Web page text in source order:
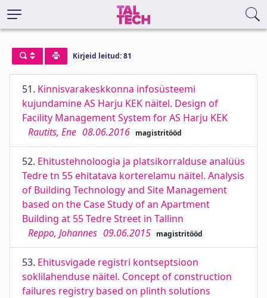
Kirjeid leitud: 81
51. Kinnisvarakeskkonna infosüsteemi
kujundamine AS Harju KEK näitel. Design of
Facility Management System for AS Harju KEK
Rautits, Ene 08.06.2016 magistritööd
52. Ehitustehnoloogia ja platsikorralduse analüüs
Tedre tn 55 ehitatava korterelamu näitel. Analysis
of Building Technology and Site Management
based on the Case Study of an Apartment
Building at 55 Tedre Street in Tallinn
Reppo, Johannes 09.06.2015 magistritööd
53. Ehitusvigade registri kontseptsioon
soklilahenduse näitel. Concept of construction
failures registry based on plinth solutions